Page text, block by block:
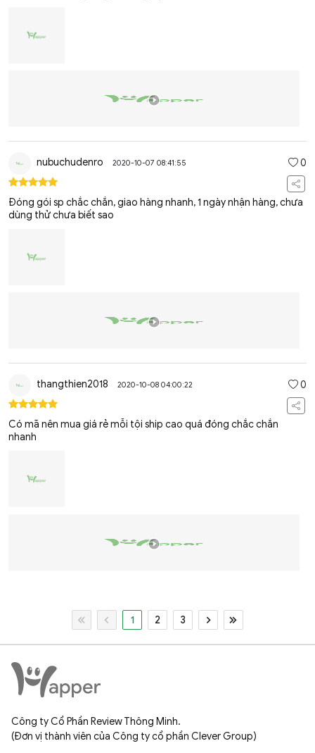
nubuchudenro 2020-10-07 08:41:55 0
Đóng gói sp chắc chắn, giao hàng nhanh, 1 ngày nhận hàng, chưa
dùng thử chưa biết sao
thangthien2018 2020-10-08 04:00:22 0
Có mã nên mua giá rẻ mỗi tội ship cao quá đóng chắc chắn
nhanh
1 2 3
Công ty Cổ Phần Review Thông Minh.
(Đơn vị thành viên của Công ty cổ phần Clever Group)